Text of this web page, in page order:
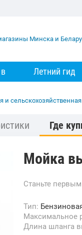
Летний гид
и
Где
Мойка
Станьте первым
Тип:
Максимальное
Длина шланга